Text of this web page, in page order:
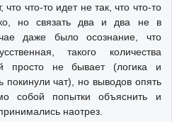
что-то идет не так, что что-то
но связать два и два не в
даже было осознание, что
такого количества
просто не бывает (логика и
покинули чат), но выводов опять
собой попытки объяснить и
наотрез.